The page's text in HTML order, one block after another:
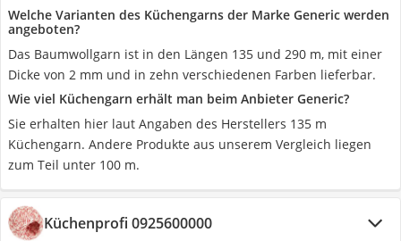
Welche Varianten des Küchengarns der Marke Generic werden
angeboten?
Das Baumwollgarn ist in den Längen 135 und 290 m, mit einer
Dicke von 2 mm und in zehn verschiedenen Farben lieferbar.
Wie viel Küchengarn erhält man beim Anbieter Generic?
Sie erhalten hier laut Angaben des Herstellers 135 m
Küchengarn. Andere Produkte aus unserem Vergleich liegen
zum Teil unter 100 m.
Küchenprofi 0925600000